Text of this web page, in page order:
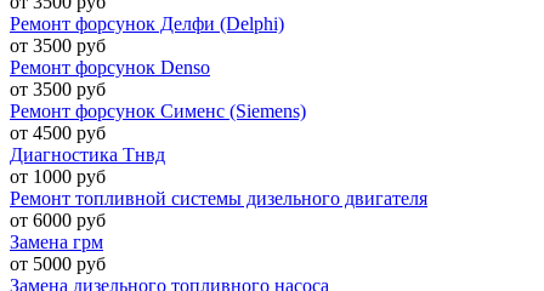
Ремонт форсунок Делфи (Delphi)
от 3500 руб
Ремонт форсунок Denso
от 3500 руб
Ремонт форсунок Сименс (Siemens)
от 4500 руб
Диагностика Тнвд
от 1000 руб
Ремонт топливной системы дизельного двигателя
от 6000 руб
Замена грм
от 5000 руб
Замена дизельного топливного насоса